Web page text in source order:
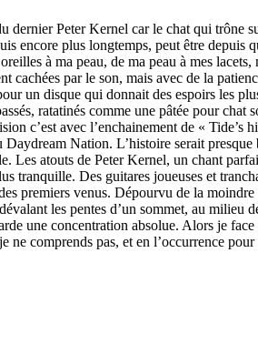
dernier Peter Kernel car le chat qui trône
encore plus longtemps, peut être
à ma peau, de ma peau à mes
cachées par le son, mais avec de la
un disque qui donnait des espoirs les
ratatinés comme une pâtée pour
c’est avec l’enchainement de «
Nation. L’histoire serait
Les atouts de Peter Kernel, un chant
tranquille. Des guitares joueuses et
premiers venus. Dépourvu de la
les pentes d’un sommet, au
une concentration absolue. Alors je
ne comprends pas, et en l’occurrence